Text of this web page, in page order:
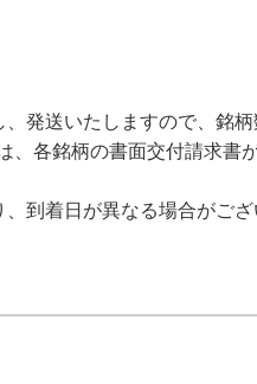
発送いたしますので、銘柄
、各銘柄の書面交付請求書
到着日が異なる場合がご